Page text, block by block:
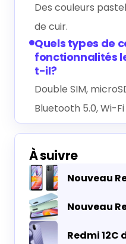
Des couleurs
de cuir.
Quels types de
fonctionnalités
t-il?
Double SIM,
Bluetooth 5.0, Wi-Fi
À suivre
Nouveau
Nouveau
Redmi 12C